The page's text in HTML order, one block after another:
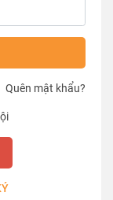
Quên mật khẩu?